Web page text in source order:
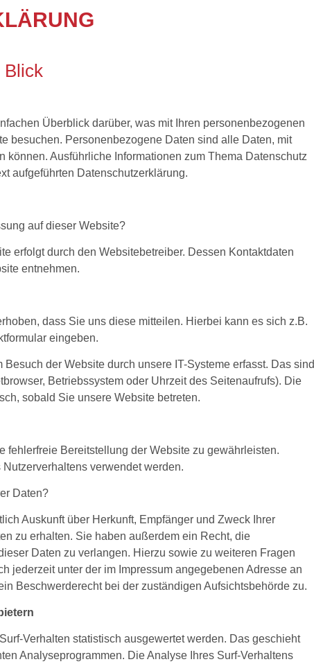
Blick
Überblick darüber, was mit Ihren personenbezogenen
besuchen. Personenbezogene Daten sind alle Daten, mit
Ausführliche Informationen zum Thema Datenschutz
aufgeführten Datenschutzerklärung.
auf dieser Website?
erfolgt durch den Websitebetreiber. Dessen Kontaktdaten
entnehmen.
dass Sie uns diese mitteilen. Hierbei kann es sich z.B.
eingeben.
der Website durch unsere IT-Systeme erfasst. Das sind
Betriebssystem oder Uhrzeit des Seitenaufrufs). Die
sobald Sie unsere Website betreten.
fehlerfreie Bereitstellung der Website zu gewährleisten.
verwendet werden.
Daten?
Auskunft über Herkunft, Empfänger und Zweck Ihrer
zu erhalten. Sie haben außerdem ein Recht, die
Daten zu verlangen. Hierzu sowie zu weiteren Fragen
jederzeit unter der im Impressum angegebenen Adresse an
Beschwerderecht bei der zuständigen Aufsichtsbehörde zu.
Verhalten statistisch ausgewertet werden. Das geschieht
Analyseprogrammen. Die Analyse Ihres Surf-Verhaltens